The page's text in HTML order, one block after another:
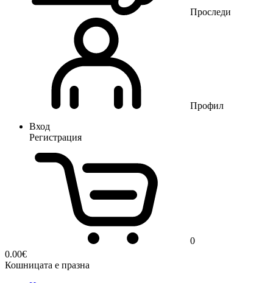
Проследи
Профил
Вход
Регистрация
0
0.00€
Кошницата е празна